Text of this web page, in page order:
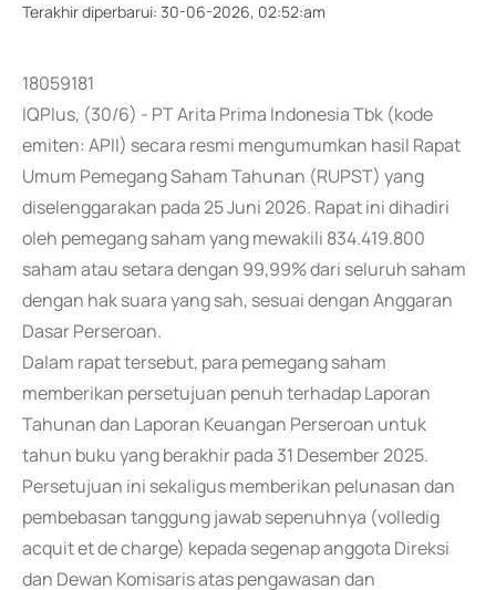
Terakhir diperbarui: 30-06-2026, 02:52:am
18059181
IQPlus, (30/6) - PT Arita Prima Indonesia Tbk (kode
emiten: APII) secara resmi mengumumkan hasil Rapat
Umum Pemegang Saham Tahunan (RUPST) yang
diselenggarakan pada 25 Juni 2026. Rapat ini dihadiri
oleh pemegang saham yang mewakili 834.419.800
saham atau setara dengan 99,99% dari seluruh saham
dengan hak suara yang sah, sesuai dengan Anggaran
Dasar Perseroan.
Dalam rapat tersebut, para pemegang saham
memberikan persetujuan penuh terhadap Laporan
Tahunan dan Laporan Keuangan Perseroan untuk
tahun buku yang berakhir pada 31 Desember 2025.
Persetujuan ini sekaligus memberikan pelunasan dan
pembebasan tanggung jawab sepenuhnya (volledig
acquit et de charge) kepada segenap anggota Direksi
dan Dewan Komisaris atas pengawasan dan